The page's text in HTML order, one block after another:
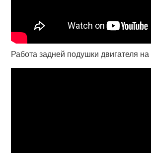
Работа задней подушки двигателя